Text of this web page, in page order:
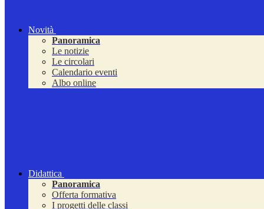
Novità
Panoramica
Le notizie
Le circolari
Calendario eventi
Albo online
Didattica
Panoramica
Offerta formativa
I progetti delle classi